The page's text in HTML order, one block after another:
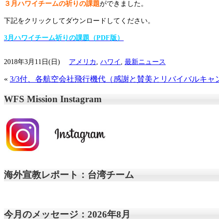
３月ハワイチームの祈りの課題ができました。
下記をクリックしてダウンロードしてください。
3月ハワイチーム祈りの課題（PDF版）
2018年3月11日(日) アメリカ ハワイ 最新ニュース
« 3/3付、各航空会社飛行機代（感謝と賛美とリバイバルキャ
WFS Mission Instagram
海外宣教レポート：台湾チーム
今月のメッセージ：2026年8月